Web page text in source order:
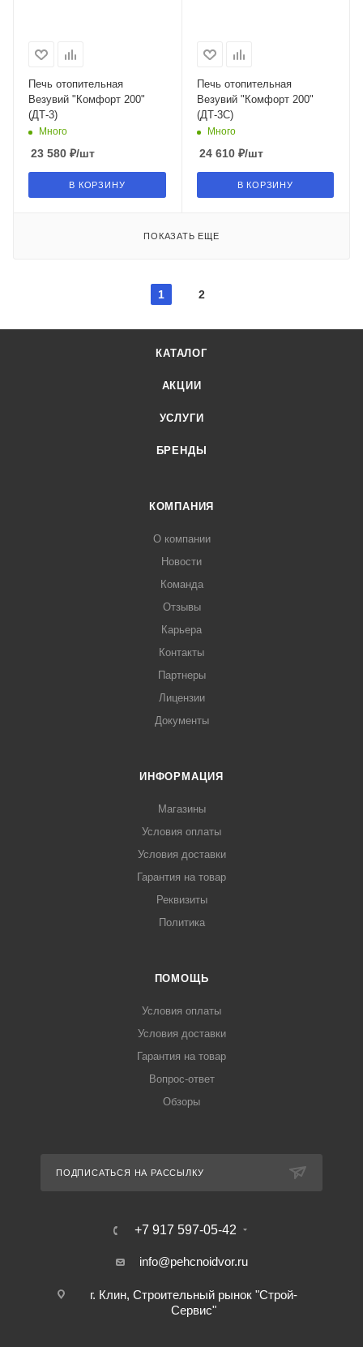
Печь отопительная
Везувий "Комфорт 200"
(ДТ-3)
Много
23 580 ₽/шт
В КОРЗИНУ
Печь отопительная
Везувий "Комфорт 200"
(ДТ-3С)
Много
24 610₽/шт
В КОРЗИНУ
ПОКАЗАТЬ ЕЩЕ
1 2
КАТАЛОГ
АКЦИИ
УСЛУГИ
БРЕНДЫ
КОМПАНИЯ
О компании
Новости
Команда
Отзывы
Карьера
Контакты
Партнеры
Лицензии
Документы
ИНФОРМАЦИЯ
Магазины
Условия оплаты
Условия доставки
Гарантия на товар
Реквизиты
Политика
ПОМОЩЬ
Условия оплаты
Условия доставки
Гарантия на товар
Вопрос-ответ
Обзоры
ПОДПИСАТЬСЯ НА РАССЫЛКУ
+7 917 597-05-42
info@pehcnoidvor.ru
г. Клин, Строительный рынок "Строй-
Сервис"